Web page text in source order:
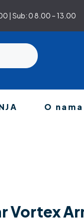
| Sub: 0 8.00 – 13.00
O nama
Vortex